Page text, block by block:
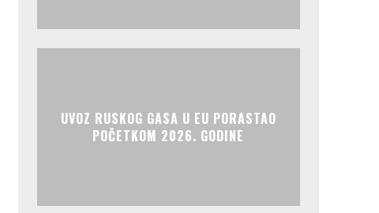
UVOZ RUSKOG GASA U EU PORASTAO
POČETKOM 2026. GODINE